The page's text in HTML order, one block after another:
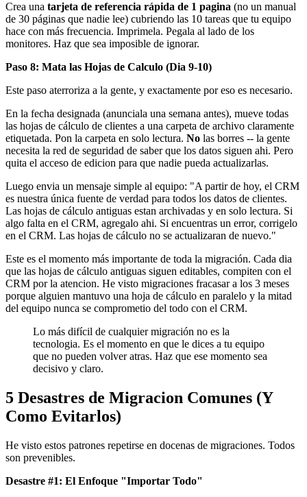
Crea una tarjeta de referencia rápida de 1 pagina (no un manual
de 30 páginas que nadie lee) cubriendo las 10 tareas que tu equipo
hace con más frecuencia. Imprimela. Pegala al lado de los
monitores. Haz que sea imposible de ignorar.
Paso 8: Mata las Hojas de Calculo (Dia 9-10)
Este paso aterroriza a la gente, y exactamente por eso es necesario.
En la fecha designada (anunciala una semana antes), mueve todas
las hojas de cálculo de clientes a una carpeta de archivo claramente
etiquetada. Pon la carpeta en solo lectura. No las borres -- la gente
necesita la red de seguridad de saber que los datos siguen ahi. Pero
quita el acceso de edicion para que nadie pueda actualizarlas.
Luego envia un mensaje simple al equipo: "A partir de hoy, el CRM
es nuestra única fuente de verdad para todos los datos de clientes.
Las hojas de cálculo antiguas estan archivadas y en solo lectura. Si
algo falta en el CRM, agregalo ahi. Si encuentras un error, corrigelo
en el CRM. Las hojas de cálculo no se actualizaran de nuevo."
Este es el momento más importante de toda la migración. Cada dia
que las hojas de cálculo antiguas siguen editables, compiten con el
CRM por la atencion. He visto migraciones fracasar a los 3 meses
porque alguien mantuvo una hoja de cálculo en paralelo y la mitad
del equipo nunca se comprometio del todo con el CRM.
Lo más difícil de cualquier migración no es la
tecnologia. Es el momento en que le dices a tu equipo
que no pueden volver atras. Haz que ese momento sea
decisivo y claro.
5 Desastres de Migracion Comunes (Y
Como Evitarlos)
He visto estos patrones repetirse en docenas de migraciones. Todos
son prevenibles.
Desastre #1: El Enfoque "Importar Todo"